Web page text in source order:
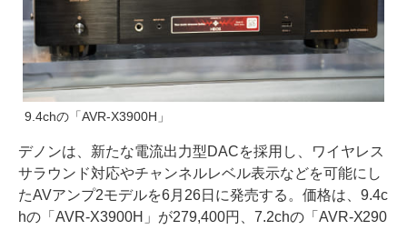
9.4chの「AVR-X3900H」
デノンは、新たな電流出力型DACを採用し、ワイヤレス
サラウンド対応やチャンネルレベル表示などを可能にし
たAVアンプ2モデルを6月26日に発売する。価格は、9.4c
hの「AVR-X3900H」が279,400円、7.2chの「AVR-X290